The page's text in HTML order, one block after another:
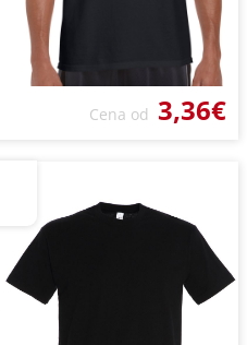
Cena od 3,36€